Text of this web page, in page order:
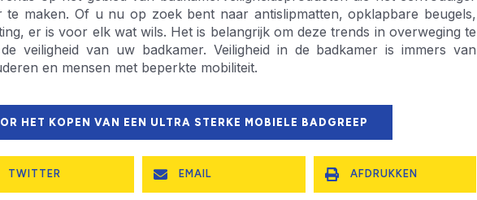
te maken. Of u nu op zoek bent naar antislipmatten, opklapbare beugels,
er is voor elk wat wils. Het is belangrijk om deze trends in overweging te
veiligheid van uw badkamer. Veiligheid in de badkamer is immers van
en mensen met beperkte mobiliteit.
HET KOPEN VAN EEN ULTRA STERKE MOBIELE BADGREEP
TWITTER EMAIL AFDRUKKEN